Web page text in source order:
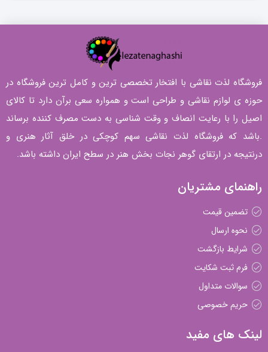
فروشگاه لذت نقاشی با افتخار تخصصی ترین و کامل ترین فروشگاه در
حوزه ی لوازم نقاشی و طراحی است و همواره سعی برآن دارد تا کالای
اصیل را با رعایت انصاف و وقت شناسی به دست مصرف کننده برساند
.باشد که فروشگاه لذت نقاشی سهم کوچکی در خلق آثار هنری و
درنتیجه در ارتقای گوهر نجات بخش هنر در سطح ایران داشته باشد.
راهنمای مشتریان
تضمین قیمت
نحوه ارسال
شرایط بازگشت
فرم ثبت شکایت
سوالات متداول
حریم خصوصی
لینک های مفید